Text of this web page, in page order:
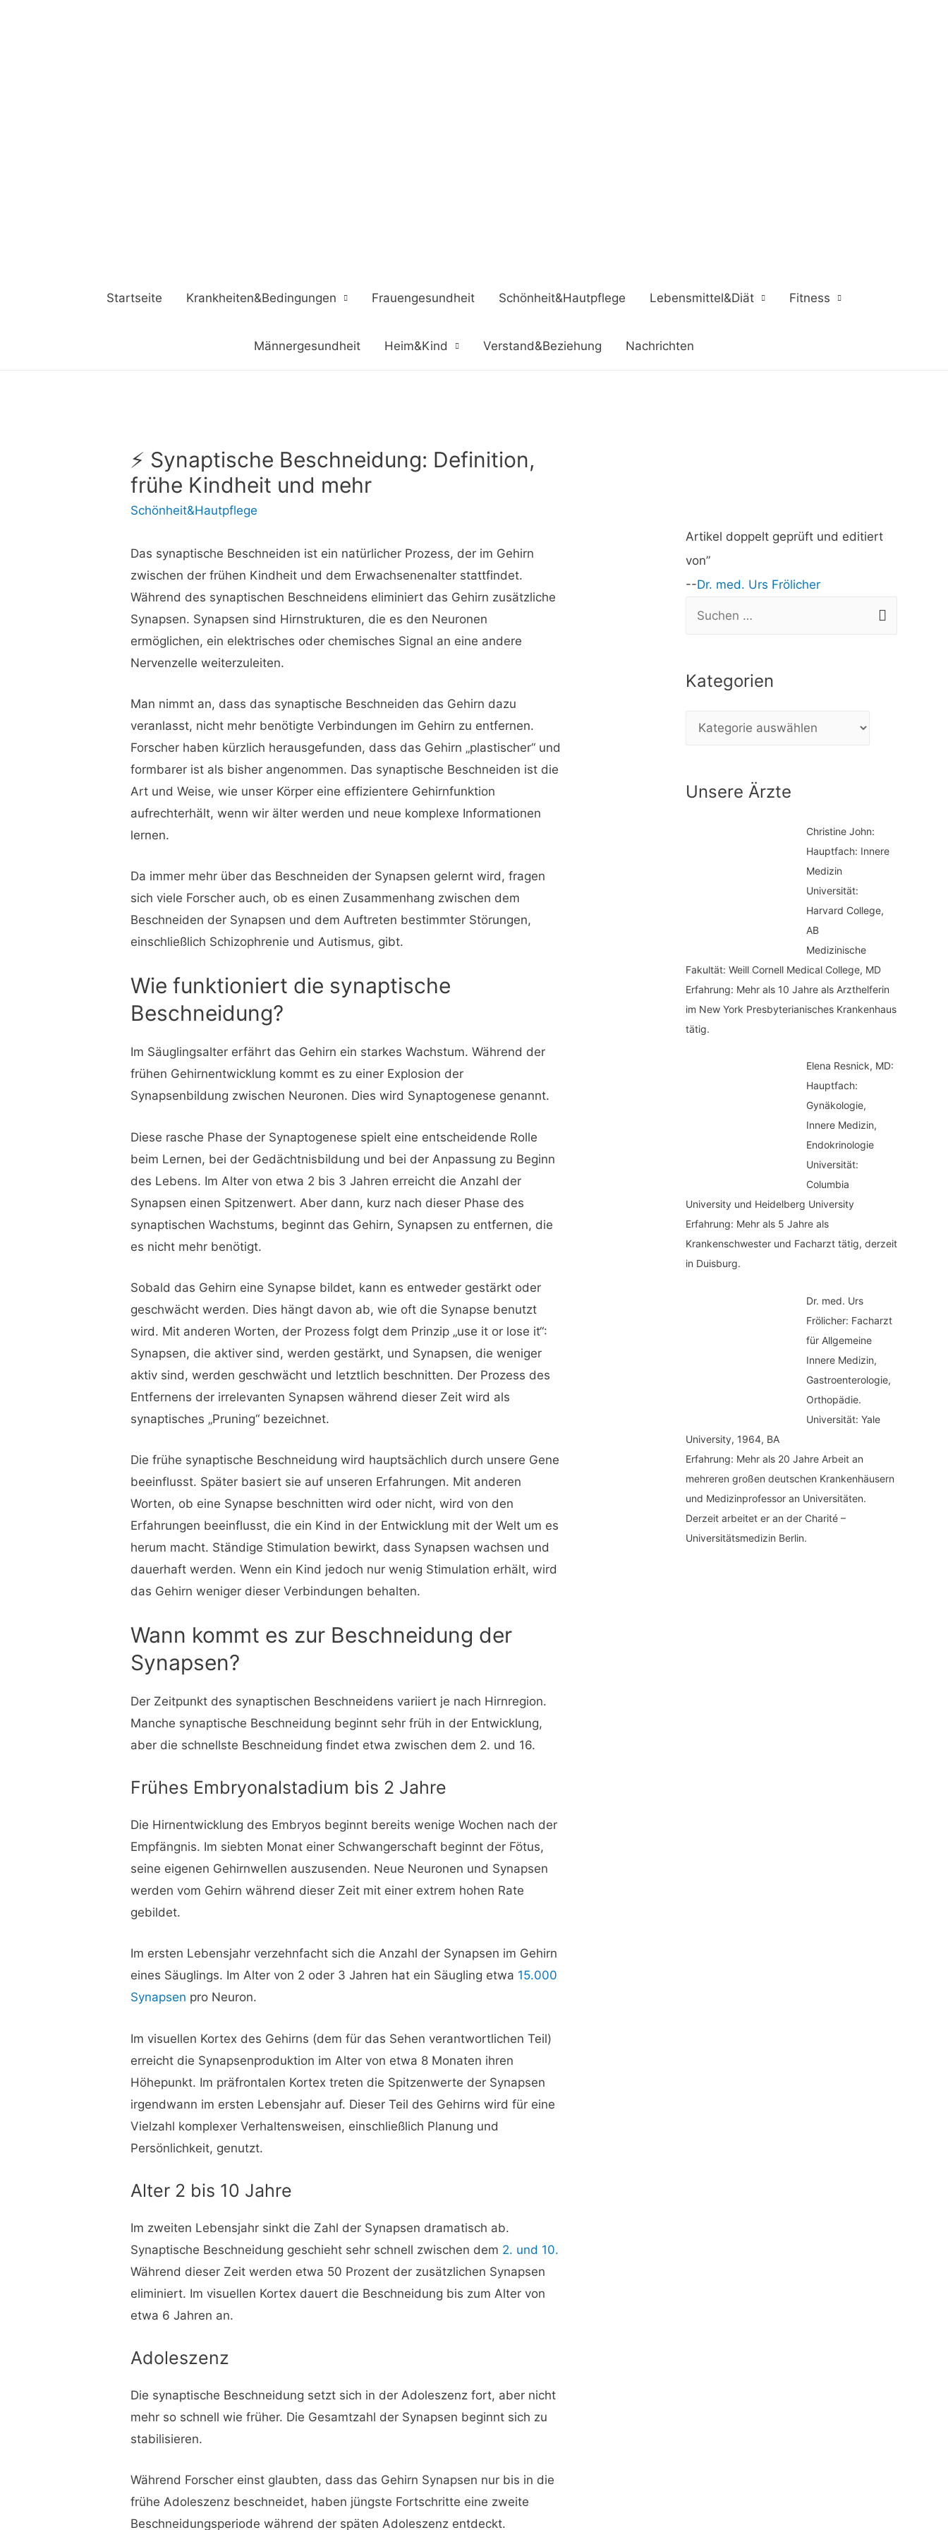
Startseite Krankheiten&Bedingungen Frauengesundheit Schönheit&Hautpflege Lebensmittel&Diät Fitness
Männergesundheit Heim&Kind Verstand&Beziehung Nachrichten
⚡ Synaptische Beschneidung: Definition,
frühe Kindheit und mehr
Schönheit&Hautpflege
Das synaptische Beschneiden ist ein natürlicher Prozess, der im Gehirn
zwischen der frühen Kindheit und dem Erwachsenenalter stattfindet.
Während des synaptischen Beschneidens eliminiert das Gehirn zusätzliche
Synapsen. Synapsen sind Hirnstrukturen, die es den Neuronen
ermöglichen, ein elektrisches oder chemisches Signal an eine andere
Nervenzelle weiterzuleiten.
Man nimmt an, dass das synaptische Beschneiden das Gehirn dazu
veranlasst, nicht mehr benötigte Verbindungen im Gehirn zu entfernen.
Forscher haben kürzlich herausgefunden, dass das Gehirn „plastischer“ und
formbarer ist als bisher angenommen. Das synaptische Beschneiden ist die
Art und Weise, wie unser Körper eine effizientere Gehirnfunktion
aufrechterhält, wenn wir älter werden und neue komplexe Informationen
lernen.
Da immer mehr über das Beschneiden der Synapsen gelernt wird, fragen
sich viele Forscher auch, ob es einen Zusammenhang zwischen dem
Beschneiden der Synapsen und dem Auftreten bestimmter Störungen,
einschließlich Schizophrenie und Autismus, gibt.
Wie funktioniert die synaptische
Beschneidung?
Im Säuglingsalter erfährt das Gehirn ein starkes Wachstum. Während der
frühen Gehirnentwicklung kommt es zu einer Explosion der
Synapsenbildung zwischen Neuronen. Dies wird Synaptogenese genannt.
Diese rasche Phase der Synaptogenese spielt eine entscheidende Rolle
beim Lernen, bei der Gedächtnisbildung und bei der Anpassung zu Beginn
des Lebens. Im Alter von etwa 2 bis 3 Jahren erreicht die Anzahl der
Synapsen einen Spitzenwert. Aber dann, kurz nach dieser Phase des
synaptischen Wachstums, beginnt das Gehirn, Synapsen zu entfernen, die
es nicht mehr benötigt.
Sobald das Gehirn eine Synapse bildet, kann es entweder gestärkt oder
geschwächt werden. Dies hängt davon ab, wie oft die Synapse benutzt
wird. Mit anderen Worten, der Prozess folgt dem Prinzip „use it or lose it“:
Synapsen, die aktiver sind, werden gestärkt, und Synapsen, die weniger
aktiv sind, werden geschwächt und letztlich beschnitten. Der Prozess des
Entfernens der irrelevanten Synapsen während dieser Zeit wird als
synaptisches „Pruning“ bezeichnet.
Die frühe synaptische Beschneidung wird hauptsächlich durch unsere Gene
beeinflusst. Später basiert sie auf unseren Erfahrungen. Mit anderen
Worten, ob eine Synapse beschnitten wird oder nicht, wird von den
Erfahrungen beeinflusst, die ein Kind in der Entwicklung mit der Welt um es
herum macht. Ständige Stimulation bewirkt, dass Synapsen wachsen und
dauerhaft werden. Wenn ein Kind jedoch nur wenig Stimulation erhält, wird
das Gehirn weniger dieser Verbindungen behalten.
Wann kommt es zur Beschneidung der
Synapsen?
Der Zeitpunkt des synaptischen Beschneidens variiert je nach Hirnregion.
Manche synaptische Beschneidung beginnt sehr früh in der Entwicklung,
aber die schnellste Beschneidung findet etwa zwischen dem 2. und 16.
Frühes Embryonalstadium bis 2 Jahre
Die Hirnentwicklung des Embryos beginnt bereits wenige Wochen nach der
Empfängnis. Im siebten Monat einer Schwangerschaft beginnt der Fötus,
seine eigenen Gehirnwellen auszusenden. Neue Neuronen und Synapsen
werden vom Gehirn während dieser Zeit mit einer extrem hohen Rate
gebildet.
Im ersten Lebensjahr verzehnfacht sich die Anzahl der Synapsen im Gehirn
eines Säuglings. Im Alter von 2 oder 3 Jahren hat ein Säugling etwa 15.000
Synapsen pro Neuron.
Im visuellen Kortex des Gehirns (dem für das Sehen verantwortlichen Teil)
erreicht die Synapsenproduktion im Alter von etwa 8 Monaten ihren
Höhepunkt. Im präfrontalen Kortex treten die Spitzenwerte der Synapsen
irgendwann im ersten Lebensjahr auf. Dieser Teil des Gehirns wird für eine
Vielzahl komplexer Verhaltensweisen, einschließlich Planung und
Persönlichkeit, genutzt.
Alter 2 bis 10 Jahre
Im zweiten Lebensjahr sinkt die Zahl der Synapsen dramatisch ab.
Synaptische Beschneidung geschieht sehr schnell zwischen dem 2. und 10.
Während dieser Zeit werden etwa 50 Prozent der zusätzlichen Synapsen
eliminiert. Im visuellen Kortex dauert die Beschneidung bis zum Alter von
etwa 6 Jahren an.
Adoleszenz
Die synaptische Beschneidung setzt sich in der Adoleszenz fort, aber nicht
mehr so schnell wie früher. Die Gesamtzahl der Synapsen beginnt sich zu
stabilisieren.
Während Forscher einst glaubten, dass das Gehirn Synapsen nur bis in die
frühe Adoleszenz beschneidet, haben jüngste Fortschritte eine zweite
Beschneidungsperiode während der späten Adoleszenz entdeckt.
Artikel doppelt geprüft und editiert
von”
--Dr. med. Urs Frölicher
h
c
Kategorien
e
Unsere Ärzte
Christine John:
Hauptfach: Innere
Medizin
Universität:
Harvard College,
AB
Medizinische
Fakultät: Weill Cornell Medical College, MD
Erfahrung: Mehr als 10 Jahre als Arzthelferin
im New York Presbyterianisches Krankenhaus
tätig.
Elena Resnick, MD:
Hauptfach:
Gynäkologie,
Innere Medizin,
Endokrinologie
Universität:
Columbia
University und Heidelberg University
Erfahrung: Mehr als 5 Jahre als
Krankenschwester und Facharzt tätig, derzeit
in Duisburg.
Dr. med. Urs
Frölicher: Facharzt
für Allgemeine
Innere Medizin,
Gastroenterologie,
Orthopädie.
Universität: Yale
University, 1964, BA
Erfahrung: Mehr als 20 Jahre Arbeit an
mehreren großen deutschen Krankenhäusern
und Medizinprofessor an Universitäten.
Derzeit arbeitet er an der Charité –
Universitätsmedizin Berlin.